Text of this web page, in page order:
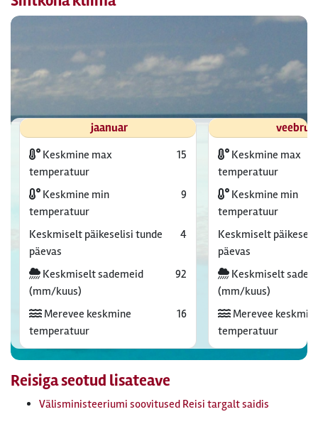
jaanuar
Keskmine max
temperatuur
15
Keskmine min
temperatuur
9
Keskmiselt päikeselisi tunde
päevas
4
Keskmiselt sademeid
(mm/kuus)
92
Merevee keskmine
temperatuur
16
Keskmine max
temperatuur
Keskmine min
temperatuur
Keskmiselt
päevas
Keskmiselt
(mm/kuus)
Merevee
temperatuur
Reisiga seotud lisateave
Välisministeeriumi soovitused Reisi targalt saidis